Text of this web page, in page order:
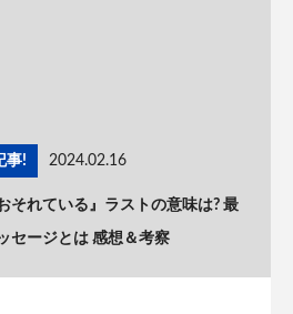
事! 2024.02.16
それている』ラストの意味は? 最
セージとは 感想＆考察